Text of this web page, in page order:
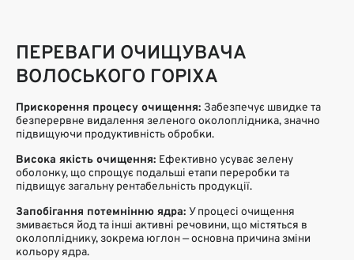
ПЕРЕВАГИ ОЧИЩУВАЧА
ВОЛОСЬКОГО ГОРІХА
Прискорення процесу очищення: Забезпечує швидке та
безперервне видалення зеленого околоплідника, значно
підвищуючи продуктивність обробки.
Висока якість очищення: Ефективно усуває зелену
оболонку, що спрощує подальші етапи переробки та
підвищує загальну рентабельність продукції.
Запобігання потемнінню ядра: У процесі очищення
змивається йод та інші активні речовини, що містяться в
околопліднику, зокрема юглон — основна причина зміни
кольору ядра.